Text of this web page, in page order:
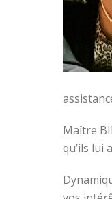
Maître
qu’ils lui